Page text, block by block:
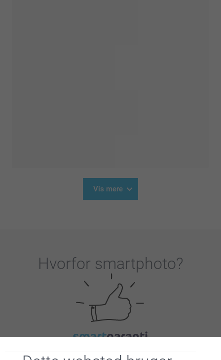
Vis mere
Hvorfor smartphoto?
Tilfreds kunde garanti